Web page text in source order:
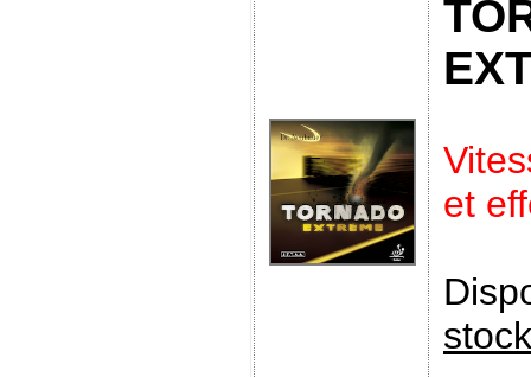
et
stock